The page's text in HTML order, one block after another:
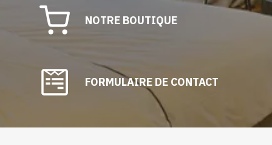
NOTRE BOUTIQUE
FORMULAIRE DE CONTACT